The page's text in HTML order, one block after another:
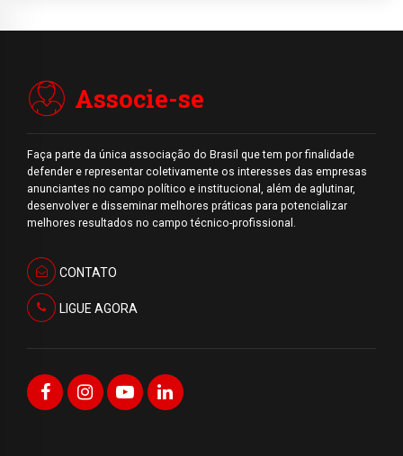
Associe-se
Faça parte da única associação do Brasil que tem por finalidade
defender e representar coletivamente os interesses das empresas
anunciantes no campo político e institucional, além de aglutinar,
desenvolver e disseminar melhores práticas para potencializar
melhores resultados no campo técnico-profissional.
CONTATO
LIGUE AGORA